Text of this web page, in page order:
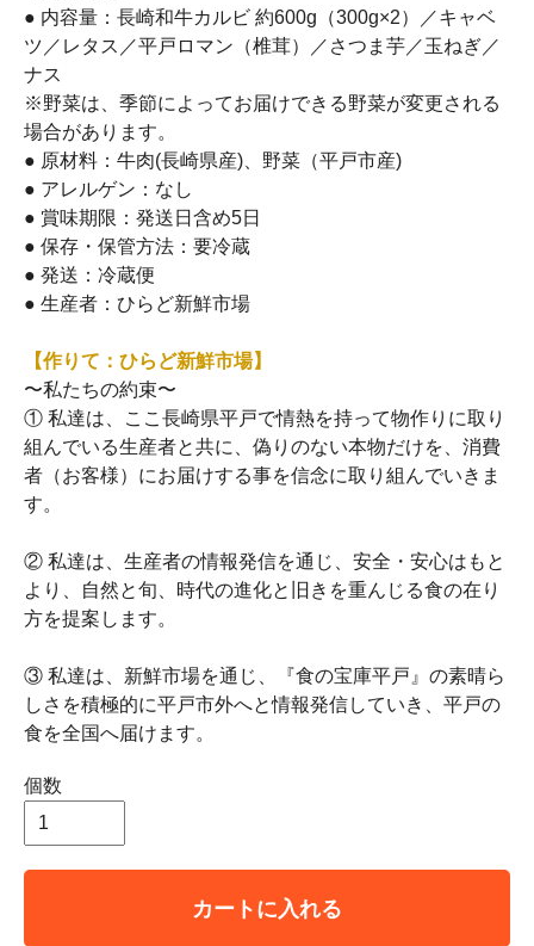
● 内容量：長崎和牛カルビ 約600g（300g×2）／キャベ
ツ／レタス／平戸ロマン（椎茸）／さつま芋／玉ねぎ／
ナス
※野菜は、季節によってお届けできる野菜が変更される
場合があります。
● 原材料：牛肉(長崎県産)、野菜（平戸市産)
● アレルゲン：なし
● 賞味期限：発送日含め5日
● 保存・保管方法：要冷蔵
● 発送：冷蔵便
● 生産者：ひらど新鮮市場
【作りて：ひらど新鮮市場】
〜私たちの約束〜
① 私達は、ここ長崎県平戸で情熱を持って物作りに取り
組んでいる生産者と共に、偽りのない本物だけを、消費
者（お客様）にお届けする事を信念に取り組んでいきま
す。
② 私達は、生産者の情報発信を通じ、安全・安心はもと
より、自然と旬、時代の進化と旧きを重んじる食の在り
方を提案します。
③ 私達は、新鮮市場を通じ、『食の宝庫平戸』の素晴ら
しさを積極的に平戸市外へと情報発信していき、平戸の
食を全国へ届けます。
個数
カートに入れる